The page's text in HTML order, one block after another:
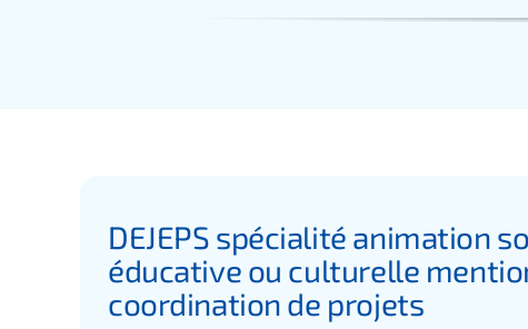
DEJEPS spécialité animation
éducative ou culturelle
coordination de projets